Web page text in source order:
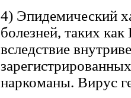
4) Эпидемический
болезней, таких
вследствие
наркоманы. Вирус